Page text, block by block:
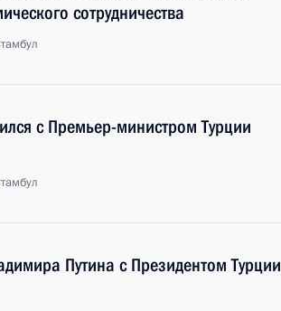
сотрудничества
с Премьер-министром Турции
Путина с Президентом Турции